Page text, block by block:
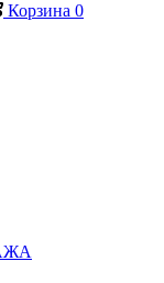
Корзина 0